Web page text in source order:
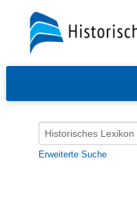
Erweiterte Suche